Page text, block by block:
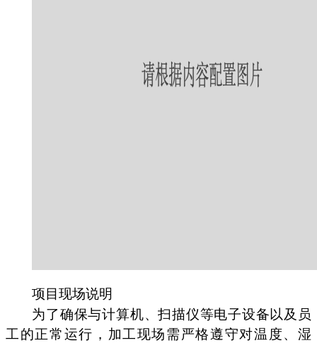
项目现场说明
为了确保与计算机、扫描仪等电子设备以及员
工的正常运行，加工现场需严格遵守对温度、湿